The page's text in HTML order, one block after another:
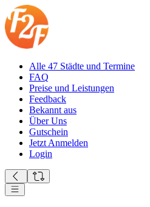
Alle 47 Städte und Termine
FAQ
Preise und Leistungen
Feedback
Bekannt aus
Über Uns
Gutschein
Jetzt Anmelden
Login